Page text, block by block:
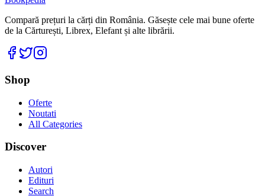
Compară prețuri la cărți din România. Găsește cele mai bune oferte
de la Cărturești, Librex, Elefant și alte librării.
Facebook
Twitter
Shop
Oferte
Noutati
All Categories
Discover
Autori
Edituri
Search